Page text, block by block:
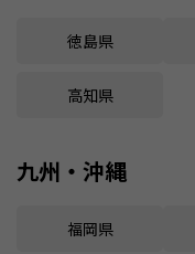
徳島県
高知県
九州・沖縄
福岡県